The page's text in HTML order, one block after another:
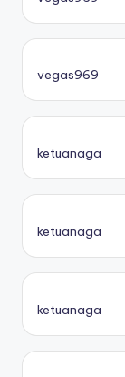
vegas969
ketuanaga
ketuanaga
ketuanaga